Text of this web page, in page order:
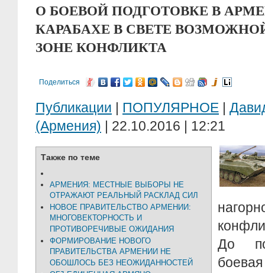
О БОЕВОЙ ПОДГОТОВКЕ В
КАРАБАХЕ В СВЕТЕ
ЗОНЕ КОНФЛИКТА
Поделиться
Публикации | ПОПУЛЯРНОЕ |
(Армения) | 22.10.2016 | 12:21
Также по теме
АРМЕНИЯ: МЕСТНЫЕ ВЫБОРЫ НЕ
ОТРАЖАЮТ РЕАЛЬНЫЙ РАСКЛАД СИЛ
НОВОЕ ПРАВИТЕЛЬСТВО АРМЕНИИ:
МНОГОВЕКТОРНОСТЬ И
ПРОТИВОРЕЧИВЫЕ ОЖИДАНИЯ
ФОРМИРОВАНИЕ НОВОГО
ПРАВИТЕЛЬСТВА АРМЕНИИ НЕ
ОБОШЛОСЬ БЕЗ НЕОЖИДАННОСТЕЙ
До